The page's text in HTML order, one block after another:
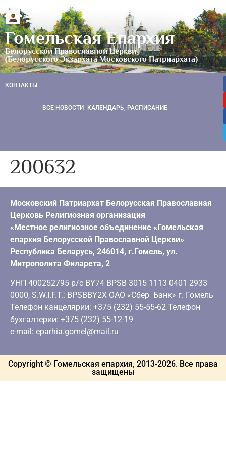
Гомельская Епархия
Белорусской Православной Церкви
(Белорусского Экзархата Московского Патриархата)
КОНТАКТЫ
ВСЕ НОВОСТИ КАЛЕНДАРЬ, РАСПИСАНИЕ
200632
Московский Патриархат Белорусская Православная
Церковь Религиозная организация
«Местное религиозное объединение «Гомельская
епархия Белорусской Православной Церкви»
Республика Беларусь, 246014, г.Гомель, ул.
Митрополита Филарета, 2
УНП 400252795 р/с BY74 BPSB 3015 1113 0401 2933
0000, S.W.I.F.T.: BPSBBY2X ОАО «Сбер Банк» г. Гомель
Телефон канцелярии: +375 (232) 55-55-62 Телефон
бухгалтерии: +375 (232) 55-12-19
e-mail: eparhia.gomel@mail.ru
Copyright © Гомельская епархия, 2013-2026. Все права
защищены